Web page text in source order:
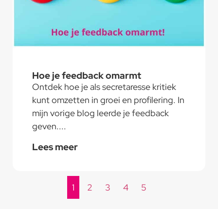
Hoe je feedback omarmt
Ontdek hoe je als secretaresse kritiek
kunt omzetten in groei en profilering. In
mijn vorige blog leerde je feedback
geven....
Lees meer
1 2 3 4 5